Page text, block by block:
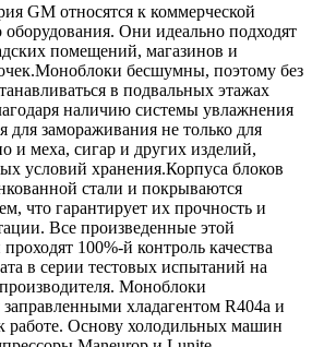
GM относятся к коммерческой
оборудования. Они идеально подходят
помещений, магазинов и
бесшумны, поэтому без
в подвальных этажах
наличию системы увлажнения
для замораживания не только для
и меха, сигар и других изделий,
условий хранения.Корпуса блоков
стали и покрываются
что гарантирует их прочность и
Все произведенные этой
100%-й контроль качества
в серии тестовых испытаний на
Моноблоки
хладагентом R404a и
работе. Основу холодильных машин